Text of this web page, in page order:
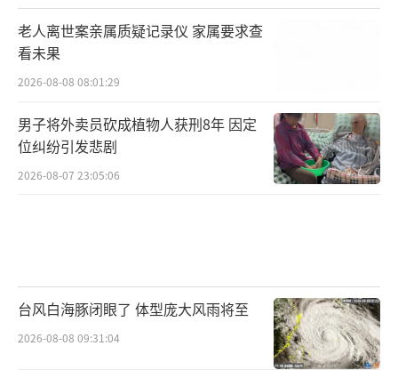
老人离世案亲属质疑记录仪 家属要求查
看未果
2026-08-08 08:01:29
男子将外卖员砍成植物人获刑8年 因定
位纠纷引发悲剧
2026-08-07 23:05:06
台风白海豚闭眼了 体型庞大风雨将至
2026-08-08 09:31:04